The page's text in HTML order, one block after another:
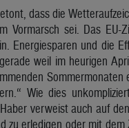
dass die
Vormarsch sei. Das
Energiesparen und die
weil im heurigen
Wie dies
verweist auch auf
zu erledigen oder mit